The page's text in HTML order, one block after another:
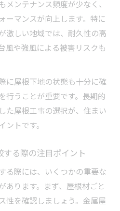
事の耐久性に与える影響
較で失敗しない選び方
ンテナンス頻度が少なく、
ーマンスが向上します。特に
激しい地域では、耐久性の高
風や強風による被害リスクも
に屋根下地の状態も十分に確
行うことが重要です。長期的
た屋根工事の選択が、住まい
トです。
る際の注目ポイント
る際には、いくつかの重要な
あります。まず、屋根材ごと
性を確認しましょう。金属屋